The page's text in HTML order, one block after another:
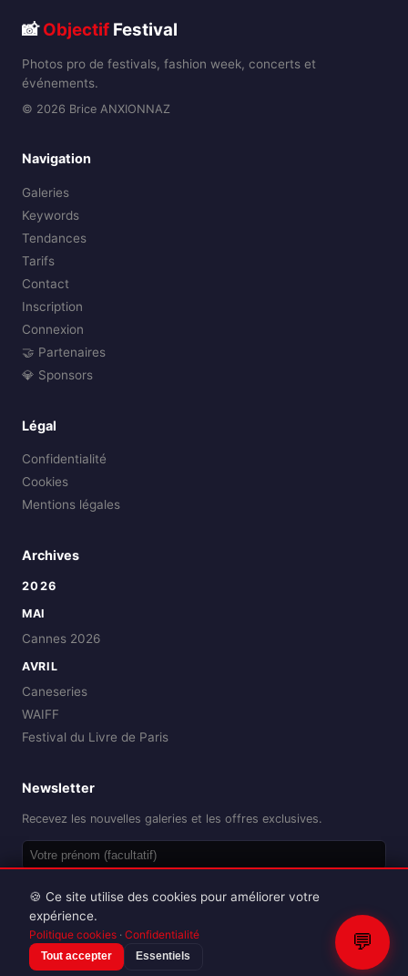
📸Objectif Festival
Photos pro de festivals, fashion week, concerts et
événements.
© 2026 Brice ANXIONNAZ
Navigation
Galeries
Keywords
Tendances
Tarifs
Contact
Inscription
Connexion
🤝 Partenaires
💎 Sponsors
Légal
Confidentialité
Cookies
Mentions légales
Archives
2026
MAI
Cannes 2026
AVRIL
Caneseries
WAIFF
Festival du Livre de Paris
Newsletter
Recevez les nouvelles galeries et les offres exclusives.
Reproduction interdite sans autorisation.
💬
🍪 Ce site utilise des cookies pour améliorer votre
expérience.
Politique cookies · Confidentialité
Tout accepter Essentiels